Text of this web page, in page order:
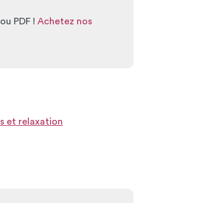
PDF ! Achetez nos
et relaxation